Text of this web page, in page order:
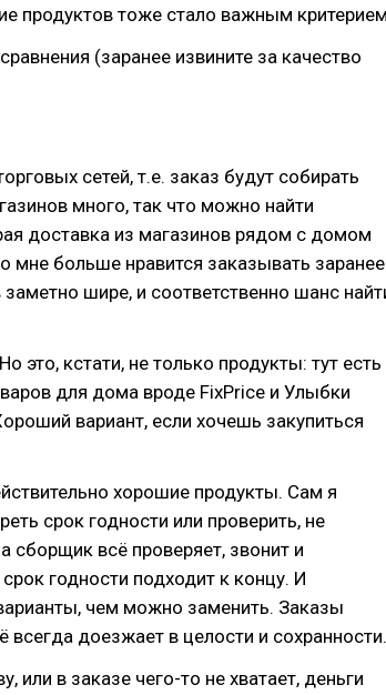
продуктов тоже стало важным
(заранее извините за качество
сетей, т.е. заказ будут собирать
много, так что можно найти
доставка из магазинов рядом с домом
мне больше нравится заказывать
шире, и соответственно шанс
это, кстати, не только продукты: тут есть
для дома вроде FixPrice и Улыбки
вариант, если хочешь закупиться
хорошие продукты. Сам я
срок годности или проверить, не
сборщик всё проверяет, звонит и
годности подходит к концу. И
чем можно заменить. Заказы
всегда доезжает в целости и сохранности.
или в заказе чего-то не хватает, деньги